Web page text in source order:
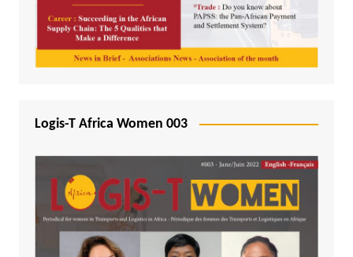
Logis-T Africa Women 003